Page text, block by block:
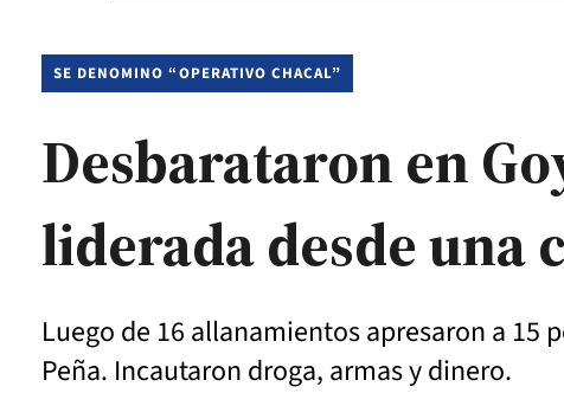
SE DENOMINO “OPERATIVO CHACAL”
Desbarataron en
liderada desde una
Luego de 16 allanamientos apresaron a 15
Peña. Incautaron droga, armas y dinero.